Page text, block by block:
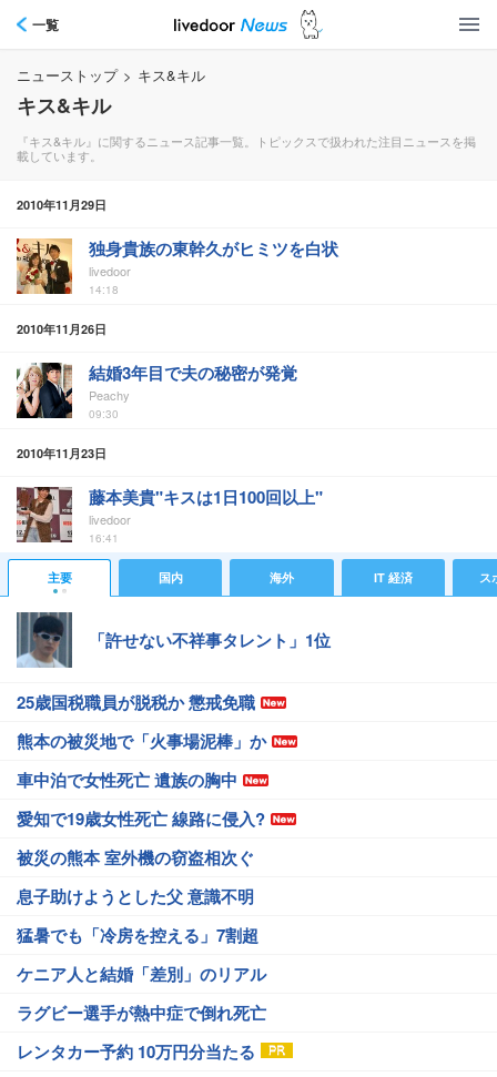
一覧
ニューストップ > キス&キル
キス&キル
『キス&キル』に関するニュース記事一覧。トピックスで扱われた注目ニュースを掲
載しています。
2010年11月29日
独身貴族の東幹久がヒミツを白状
livedoor
14:18
2010年11月26日
結婚3年目で夫の秘密が発覚
Peachy
09:30
2010年11月23日
藤本美貴"キスは1日100回以上"
livedoor
16:41
主要 国内 海外 IT 経済 ス
「許せない不祥事タレント」1位
25歳国税職員が脱税か 懲戒免職
熊本の被災地で「火事場泥棒」か
車中泊で女性死亡 遺族の胸中
愛知で19歳女性死亡 線路に侵入?
被災の熊本 室外機の窃盗相次ぐ
息子助けようとした父 意識不明
猛暑でも「冷房を控える」7割超
ケニア人と結婚「差別」のリアル
ラグビー選手が熱中症で倒れ死亡
レンタカー予約 10万円分当たる